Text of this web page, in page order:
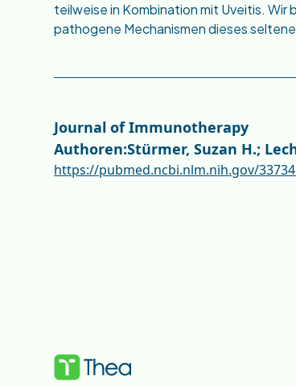
teilweise in Kombination mit Uveitis.
pathogene Mechanismen dieses
Journal of Immunotherapy
Authoren:Stürmer, Suzan H.;
https://pubmed.ncbi.nlm.nih.gov/